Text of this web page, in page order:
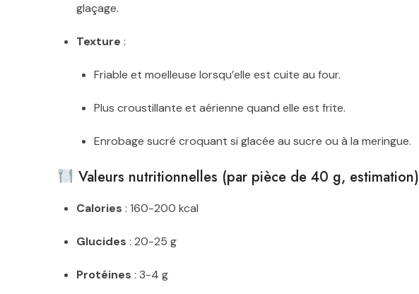
glaçage.
Texture :
Friable et moelleuse lorsqu’elle est cuite au four.
Plus croustillante et aérienne quand elle est frite.
Enrobage sucré croquant si glacée au sucre ou à la meringue.
Valeurs nutritionnelles (par pièce de 40 g, estimation)
Calories : 160-200 kcal
Glucides : 20-25 g
Protéines : 3-4 g